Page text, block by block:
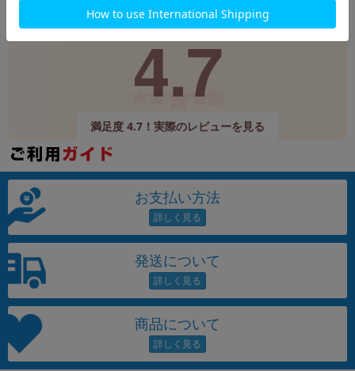
Googleレビュー
9,520件
4.7
満足度 4.7！実際のレビューを見る
お支払い方法
発送について
商品について